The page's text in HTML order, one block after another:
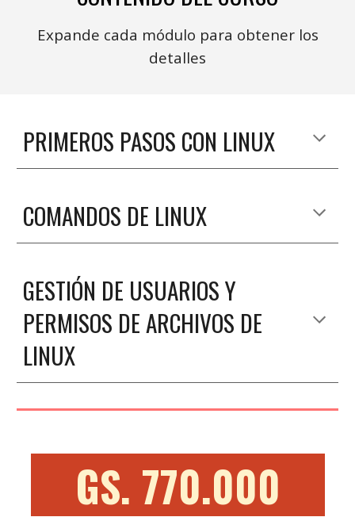
Expande cada módulo para obtener los
detalles
PRIMEROS PASOS CON LINUX
COMANDOS DE LINUX
GESTIÓN DE USUARIOS Y
PERMISOS DE ARCHIVOS DE
LINUX
GS. 770.000